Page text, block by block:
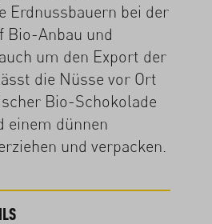
Erdnussbauern bei der
Bio-Anbau und
um den Export der
die Nüsse vor Ort
Bio-Schokolade
einem dünnen
und verpacken.